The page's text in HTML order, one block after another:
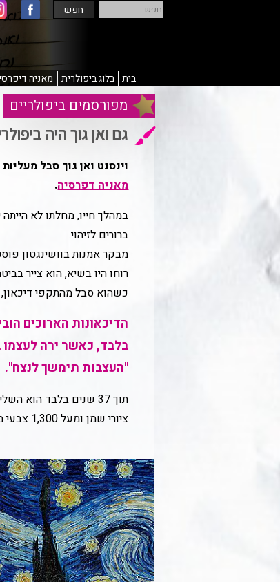
חפש חפש
בית בלוג ביפולרית מאניה
גם ואן גוך היה
וינסנט ואן גוך סבל
מאניה דפרסיה.
במהלך חייו, מחלתו לא
ברורים לזיהוי.
רוחו היו בשיא, הוא צייר
כשהוא סבל מהתקפי
בלבד, כאשר ירה לעצמו
"העצבות תימשך לנצח".
ציורי שמן ומעל 1,300 צבעי מים.
מפורסמים ביפולריים